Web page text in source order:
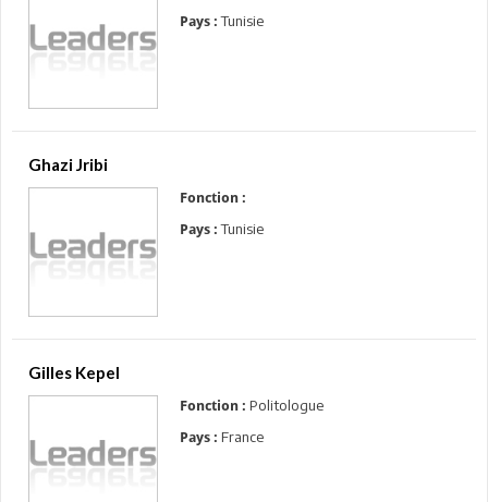
Pays : Tunisie
Ghazi Jribi
Fonction :
Pays : Tunisie
Gilles Kepel
Fonction : Politologue
Pays : France